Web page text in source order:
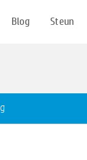
Blog Steun